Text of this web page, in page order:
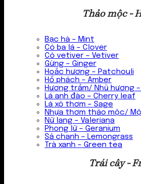
Thảo mộc -
Bạc hà – Mint
Cỏ ba lá – Clover
Cỏ vetiver – Vetiver
Gừng – Ginger
Hoắc hương – Patchouli
Hổ phách – Amber
Hương trầm/ Nhũ hương
Lá anh đào – Cherry leaf
Lá xô thơm – Sage
Nhựa thơm thảo mộc/
Nữ lang – Valeriana
Phong lữ – Geranium
Sả chanh – Lemongrass
Trà xanh – Green tea
Trái cây -